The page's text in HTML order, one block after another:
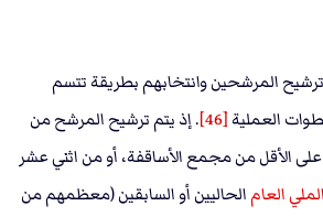
المرشحين وانتخابهم بطريقة تتسم
العملية[46]
. إذ يتم ترشيح المرشح من
الأقل من مجمع الأساقفة، أو من اثني عشر
العامالحاليين أو السابقين (معظمهم من